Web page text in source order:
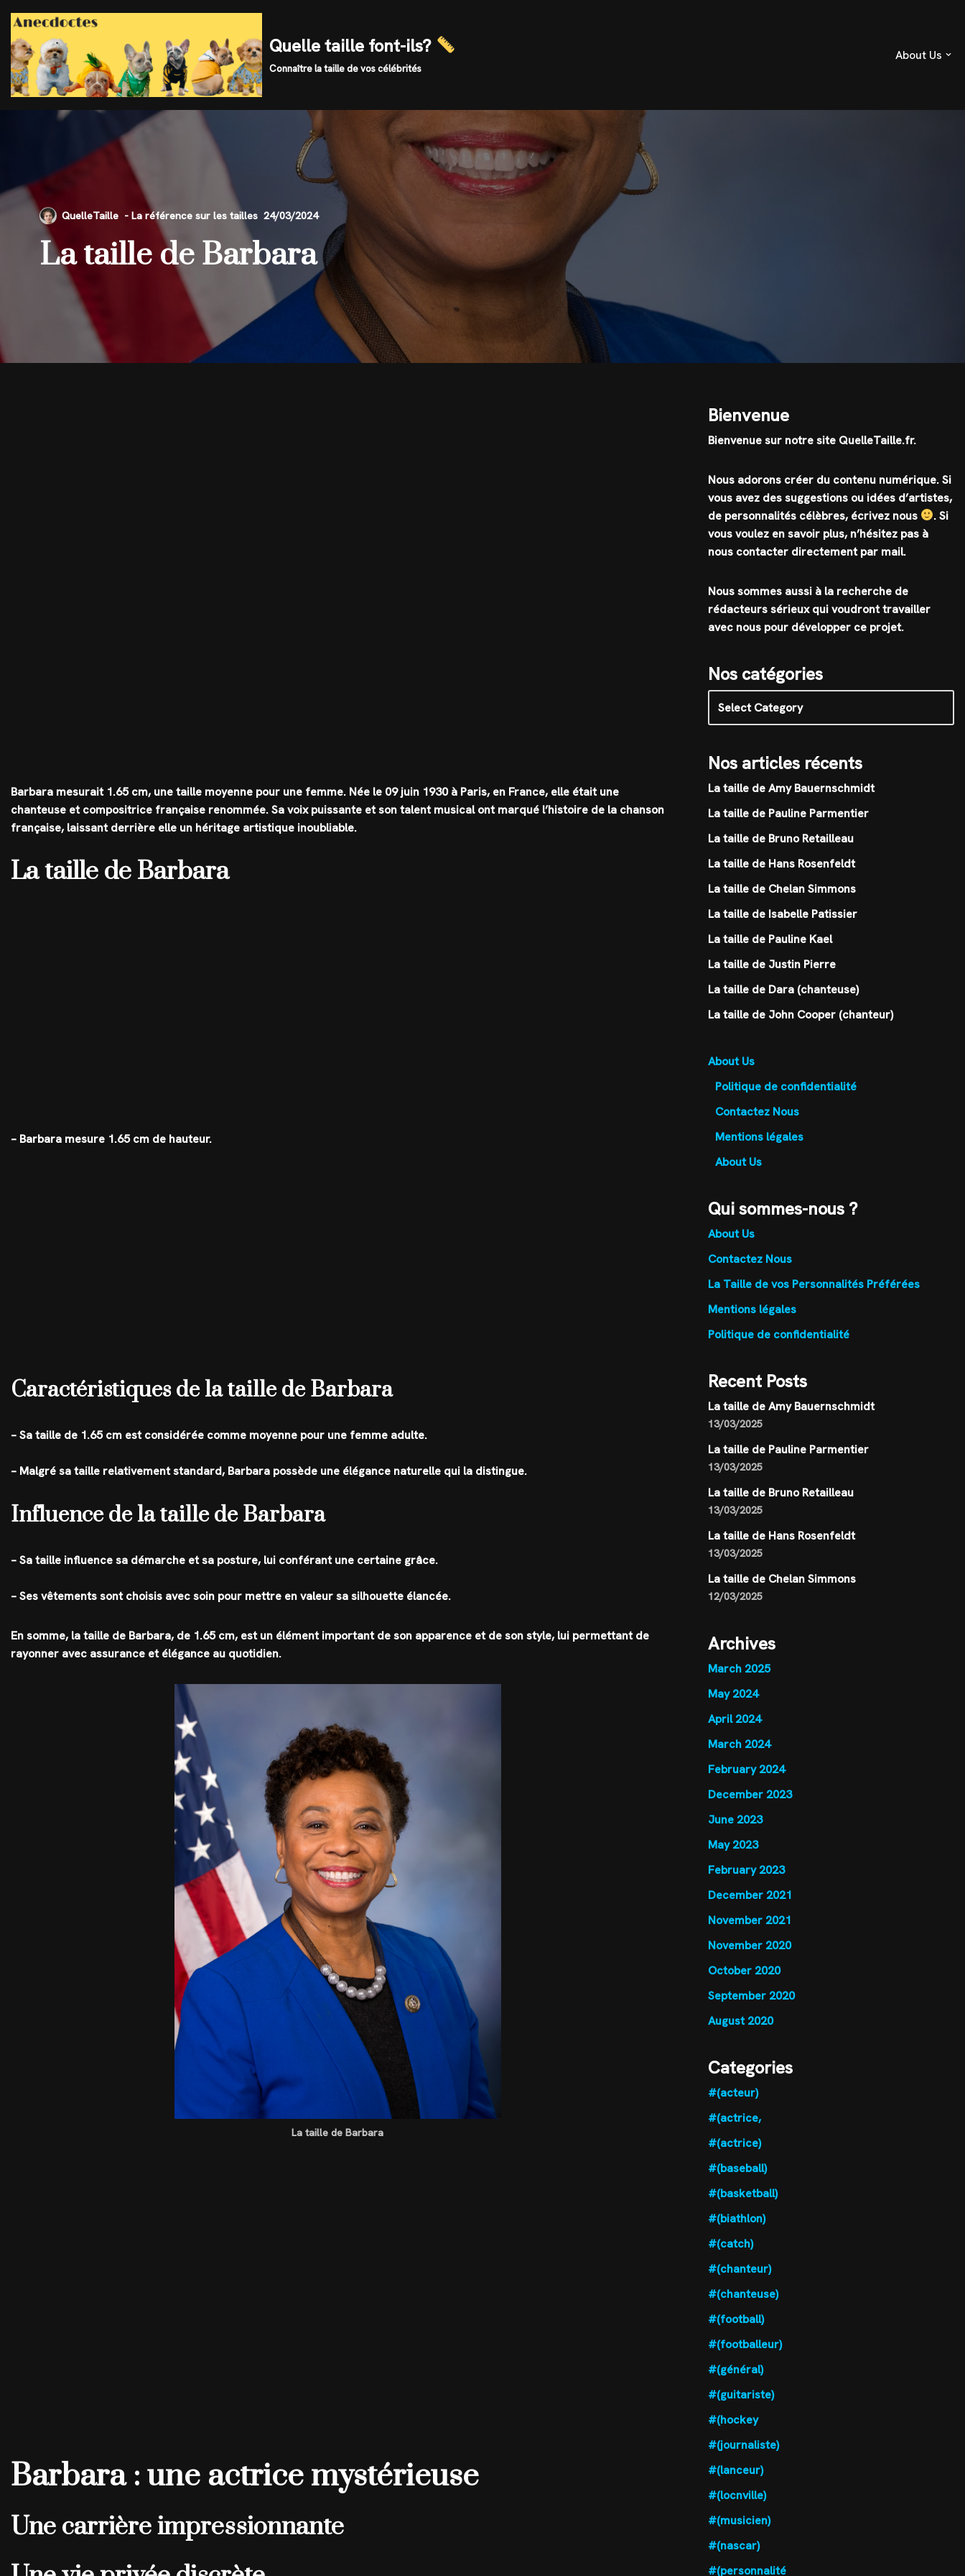
Skip
to
content
Quelle taille font-ils?
Connaître la taille de vos célébrités
About Us
QuelleTaille 24/03/2024
La taille de Barbara
Barbara mesurait 1.65 cm, une taille moyenne pour une femme. Née le 09 juin 1930 à Paris, en France, elle était une
chanteuse et compositrice française renommée. Sa voix puissante et son talent musical ont marqué l’histoire de la chanson
française, laissant derrière elle un héritage artistique inoubliable.
La taille de Barbara
– Barbara mesure 1.65 cm de hauteur.
Caractéristiques de la taille de Barbara
– Sa taille de 1.65 cm est considérée comme moyenne pour une femme adulte.
– Malgré sa taille relativement standard, Barbara possède une élégance naturelle qui la distingue.
Influence de la taille de Barbara
– Sa taille influence sa démarche et sa posture, lui conférant une certaine grâce.
– Ses vêtements sont choisis avec soin pour mettre en valeur sa silhouette élancée.
En somme, la taille de Barbara, de 1.65 cm, est un élément important de son apparence et de son style, lui permettant de
rayonner avec assurance et élégance au quotidien.
La taille de Barbara
Barbara : une actrice mystérieuse
Une carrière impressionnante
Bienvenue
Bienvenue sur notre site QuelleTaille.fr.
Nous adorons créer du contenu numérique. Si
vous avez des suggestions ou idées d’artistes,
de personnalités célèbres, écrivez nous
.Si
vous voulez en savoir plus, n’hésitez pas à
nous contacter directement par mail.
Nous sommes aussi à la recherche de
rédacteurs sérieux qui voudront travailler
avec nous pour développer ce projet.
Nos catégories
Nos articles récents
La taille de Amy Bauernschmidt
La taille de Pauline Parmentier
La taille de Bruno Retailleau
La taille de Hans Rosenfeldt
La taille de Chelan Simmons
La taille de Isabelle Patissier
La taille de Pauline Kael
La taille de Justin Pierre
La taille de Dara (chanteuse)
La taille de John Cooper (chanteur)
About Us
Politique de confidentialité
Contactez Nous
Mentions légales
About Us
Qui sommes-nous ?
About Us
Contactez Nous
La Taille de vos Personnalités Préférées
Mentions légales
Politique de confidentialité
Recent Posts
La taille de Amy Bauernschmidt
13/03/2025
La taille de Pauline Parmentier
13/03/2025
La taille de Bruno Retailleau
13/03/2025
La taille de Hans Rosenfeldt
13/03/2025
La taille de Chelan Simmons
12/03/2025
Archives
March 2025
May 2024
April 2024
March 2024
February 2024
December 2023
June 2023
May 2023
February 2023
December 2021
November 2021
November 2020
October 2020
September 2020
August 2020
Categories
#(acteur)
#(actrice,
#(actrice)
#(baseball)
#(basketball)
#(biathlon)
#(catch)
#(chanteur)
#(chanteuse)
#(football)
#(footballeur)
#(général)
#(guitariste)
#(hockey
#(journaliste)
#(lanceur)
#(locnville)
#(musicien)
#(nascar)
#(personnalité